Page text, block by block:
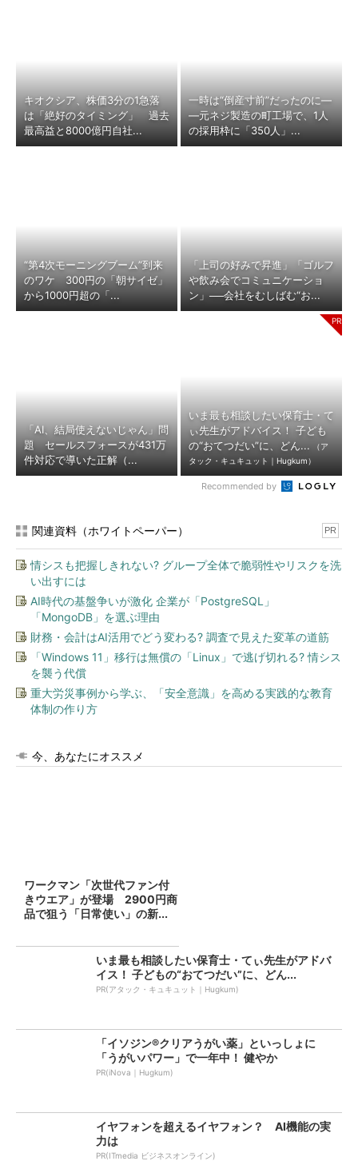
キオクシア、株価3分の1急落
は「絶好のタイミング」 過去
最高益と8000億円自社...
一時は“倒産寸前”だったのに―
―元ネジ製造の町工場で、1人
の採用枠に「350人」...
“第4次モーニングブーム”到来
のワケ 300円の「朝サイゼ」
から1000円超の「...
「上司の好みで昇進」「ゴルフ
や飲み会でコミュニケーショ
ン」──会社をむしばむ“お...
「AI、結局使えないじゃん」問
題 セールスフォースが431万
件対応で導いた正解（...
いま最も相談したい保育士・て
ぃ先生がアドバイス！ 子ども
の“おてつだい”に、どん...
（ア
タック・キュキュット｜Hugkum）
Recommended by
関連資料（ホワイトペーパー） PR
情シスも把握しきれない? グループ全体で脆弱性やリスクを洗
い出すには
AI時代の基盤争いが激化 企業が「PostgreSQL」
「MongoDB」を選ぶ理由
財務・会計はAI活用でどう変わる? 調査で見えた変革の道筋
「Windows 11」移行は無償の「Linux」で逃げ切れる? 情シス
を襲う代償
重大労災事例から学ぶ、「安全意識」を高める実践的な教育
体制の作り方
今、あなたにオススメ
ワークマン「次世代ファン付
きウエア」が登場 2900円商
品で狙う「日常使い」の新...
いま最も相談したい保育士・てぃ先生がアドバ
イス！ 子どもの“おてつだい”に、どん...
PR(アタック・キュキュット｜Hugkum)
「イソジン®クリアうがい薬」といっしょに
「うがいパワー」で一年中！ 健やか
PR(iNova｜Hugkum)
イヤフォンを超えるイヤフォン？ AI機能の実
力は
PR(ITmedia ビジネスオンライン)